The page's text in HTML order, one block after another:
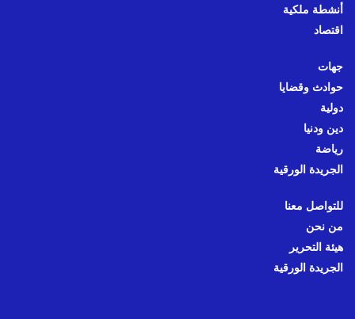
أنشطة ملكية
اقتصاد
جهات
حوادث وقضايا
دولية
دين ودنيا
رياضة
الجريدة الورقية
للتواصل معنا
من نحن
هيئة التحرير
الجريدة الورقية